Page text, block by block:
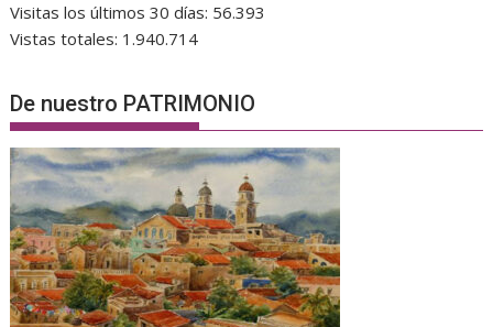
Visitas los últimos 30 días: 56.393
Vistas totales: 1.940.714
De nuestro PATRIMONIO